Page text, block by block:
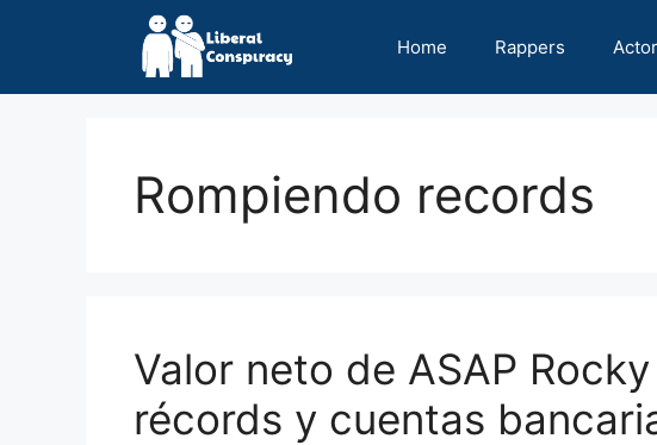
Home Rappers
Rompiendo records
Valor neto de ASAP
récords y cuentas